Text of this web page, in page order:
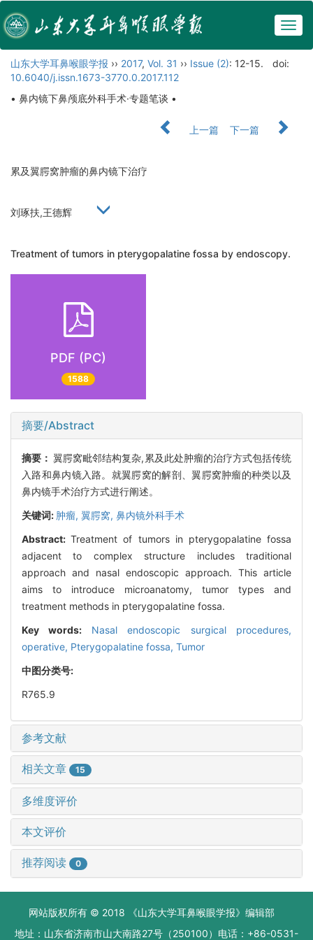
山东大学耳鼻喉眼学报 ›› 2017, Vol. 31 ›› Issue (2): 12-15.
doi:
10.6040/j.issn.1673-3770.0.2017.112
• 鼻内镜下鼻颅底外科手术·专题笔谈 •
上一篇 下一篇
累及翼腭窝肿瘤的鼻内镜下治疗
刘琢扶,王德辉
Treatment of tumors in pterygopalatine fossa by endoscopy.
PDF (PC)
1588
摘要/Abstract
摘要： 翼腭窝毗邻结构复杂,累及此处肿瘤的治疗方式包括传统
入路和鼻内镜入路。就翼腭窝的解剖、翼腭窝肿瘤的种类以及
鼻内镜手术治疗方式进行阐述。
关键词: 肿瘤, 翼腭窝, 鼻内镜外科手术
Abstract:Treatment of tumors in pterygopalatine fossa
adjacent to complex structure includes traditional
approach and nasal endoscopic approach. This article
aims to introduce microanatomy, tumor types and
treatment methods in pterygopalatine fossa.
Key words: Nasal endoscopic surgical procedures,
operative, Pterygopalatine fossa, Tumor
中图分类号:
R765.9
参考文献
相关文章 15
多维度评价
本文评价
推荐阅读 0
网站版权所有 © 2018 《山东大学耳鼻喉眼学报》编辑部
地址：山东省济南市山大南路27号（250100）电话：+86-0531-